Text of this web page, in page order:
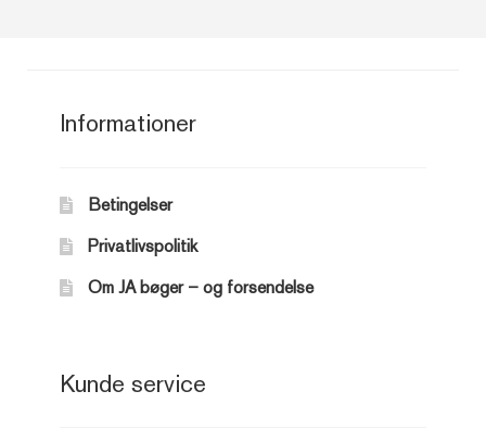
Informationer
Betingelser
Privatlivspolitik
Om JA bøger – og forsendelse
Kunde service